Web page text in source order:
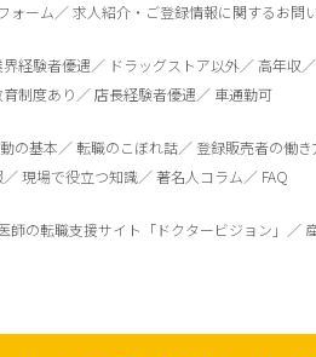
ォーム 求人紹介・ご登録情報に関するお問
界経験者優遇 ドラッグストア以外 高年収
制度あり 店長経験者優遇 車通勤可
の基本 転職のこぼれ話 登録販売者の働き
現場で役立つ知識 著名人コラム FAQ
師の転職支援サイト「ドクタービジョン」